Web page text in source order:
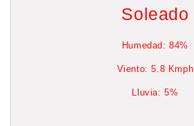
Soleado
Humedad: 84%
Viento: 5.8 Kmph
Lluvia: 5%